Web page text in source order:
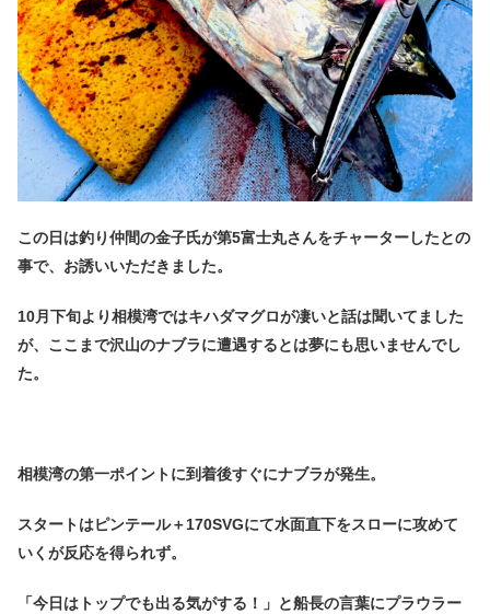
この日は釣り仲間の金子氏が第5富士丸さんをチャーターしたとの
事で、お誘いいただきました。
10月下旬より相模湾ではキハダマグロが凄いと話は聞いてました
が、ここまで沢山のナブラに遭遇するとは夢にも思いませんでし
た。
相模湾の第一ポイントに到着後すぐにナブラが発生。
スタートはピンテール＋170SVGにて水面直下をスローに攻めて
いくが反応を得られず。
「今日はトップでも出る気がする！」と船長の言葉にプラウラー